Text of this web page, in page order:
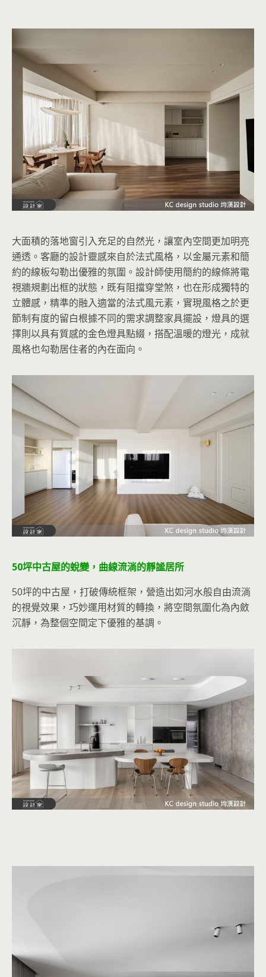
大面積的落地窗引入充足的自然光，讓室內空間更加明亮
通透。客廳的設計靈感來自於法式風格，以金屬元素和簡
約的線板勾勒出優雅的氛圍。設計師使用簡約的線條將電
視牆規劃出框的狀態，既有阻擋穿堂煞，也在形成獨特的
立體感，精準的融入適當的法式風元素，實現風格之於更
節制有度的留白根據不同的需求調整家具擺設，燈具的選
擇則以具有質感的金色燈具點綴，搭配溫暖的燈光，成就
風格也勾勒居住者的內在面向。
50坪中古屋的蛻變，曲線流淌的靜謐居所
50坪的中古屋，打破傳統框架，營造出如河水般自由流淌
的視覺效果，巧妙運用材質的轉換，將空間氛圍化為內斂
沉靜，為整個空間定下優雅的基調。